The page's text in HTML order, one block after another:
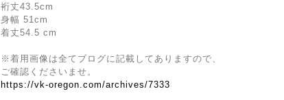
裄丈43.5cm
身幅 51cm
着丈54.5 cm
※着用画像は全てブログに記載してありますので、
ご確認くださいませ。
https://vk-oregon.com/archives/7333